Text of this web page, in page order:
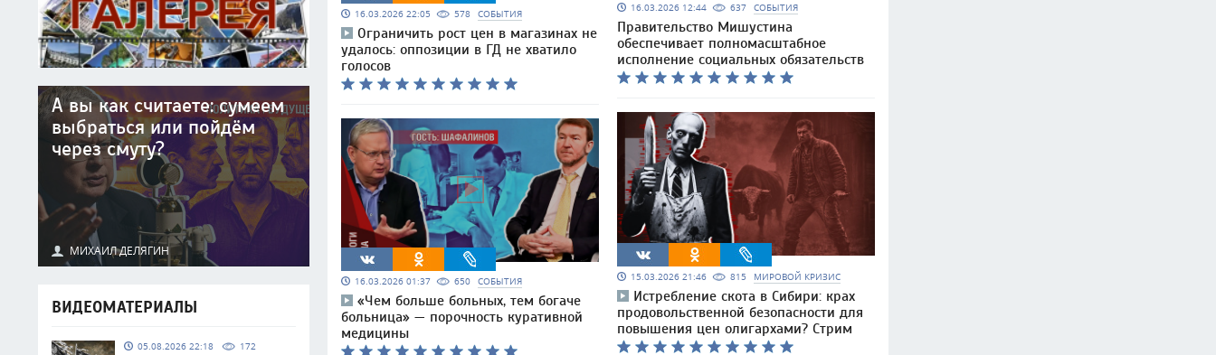
А вы как считаете: сумеем
выбраться или пойдём
через смуту?
МИХАИЛ ДЕЛЯГИН
ВИДЕОМАТЕРИАЛЫ
05.08.2026 22:18 172
16.03.2026 22:05 578 СОБЫТИЯ
Ограничить рост цен в магазинах не
удалось: оппозиции в ГД не хватило
голосов
16.03.2026 01:37 650 СОБЫТИЯ
«Чем больше больных, тем богаче
больница» — порочность куративной
медицины
16.03.2026 12:44 637 СОБЫТИЯ
Правительство Мишустина
обеспечивает полномасштабное
исполнение социальных обязательств
15.03.2026 21:46 815 МИРОВОЙ КРИЗИС
Истребление скота в Сибири: крах
продовольственной безопасности для
повышения цен олигархами? Стрим